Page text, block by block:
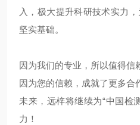
入，极大提升科研技术实力
坚实基础。
因为我们的专业，所以值得信
因为您的信赖，成就了更多合
未来，远梓将继续为“中国检
力！